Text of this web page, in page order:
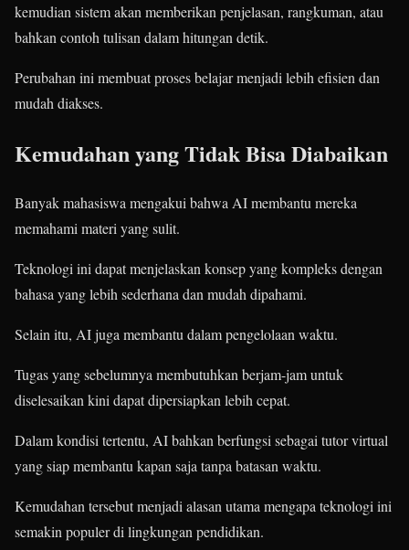
kemudian sistem akan memberikan penjelasan, rangkuman, atau
bahkan contoh tulisan dalam hitungan detik.
Perubahan ini membuat proses belajar menjadi lebih efisien dan
mudah diakses.
Kemudahan yang Tidak Bisa Diabaikan
Banyak mahasiswa mengakui bahwa AI membantu mereka
memahami materi yang sulit.
Teknologi ini dapat menjelaskan konsep yang kompleks dengan
bahasa yang lebih sederhana dan mudah dipahami.
Selain itu, AI juga membantu dalam pengelolaan waktu.
Tugas yang sebelumnya membutuhkan berjam-jam untuk
diselesaikan kini dapat dipersiapkan lebih cepat.
Dalam kondisi tertentu, AI bahkan berfungsi sebagai tutor virtual
yang siap membantu kapan saja tanpa batasan waktu.
Kemudahan tersebut menjadi alasan utama mengapa teknologi ini
semakin populer di lingkungan pendidikan.